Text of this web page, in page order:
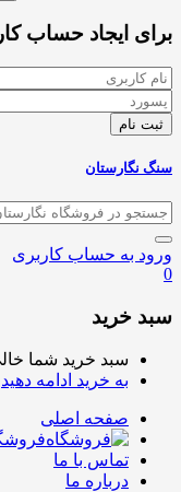
برای ایجاد حساب
سنگ نگارستان
ورود به حساب کاربری
0
سبد خرید
سبد خرید شما
به خرید ادامه دهید
صفحه اصلی
تماس با ما
درباره ما